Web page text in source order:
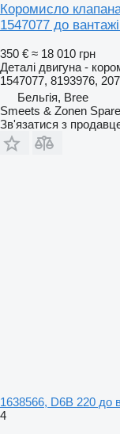
Коромисло
1547077 до
350 € ≈ 18 010 грн
Деталі двигуна -
1547077, 8193976,
Бельгія, Bree
Smeets & Zonen
Зв'язатися з
1638566, D6B 220 до
4